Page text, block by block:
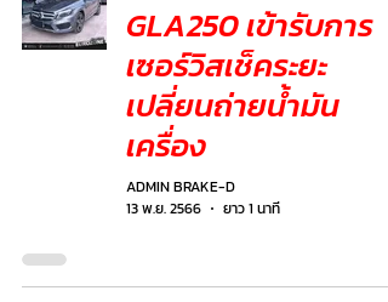
GLA250 เข้ารับการ
เซอร์วิสเช็คระยะ
เปลี่ยนถ่ายน้ำมัน
เครื่อง
ADMIN BRAKE-D
13 พ.ย. 2566
ยาว 1 นาที